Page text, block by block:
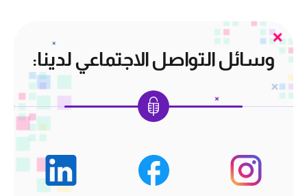
وسائل التواصل الاجتماعي لدينا: